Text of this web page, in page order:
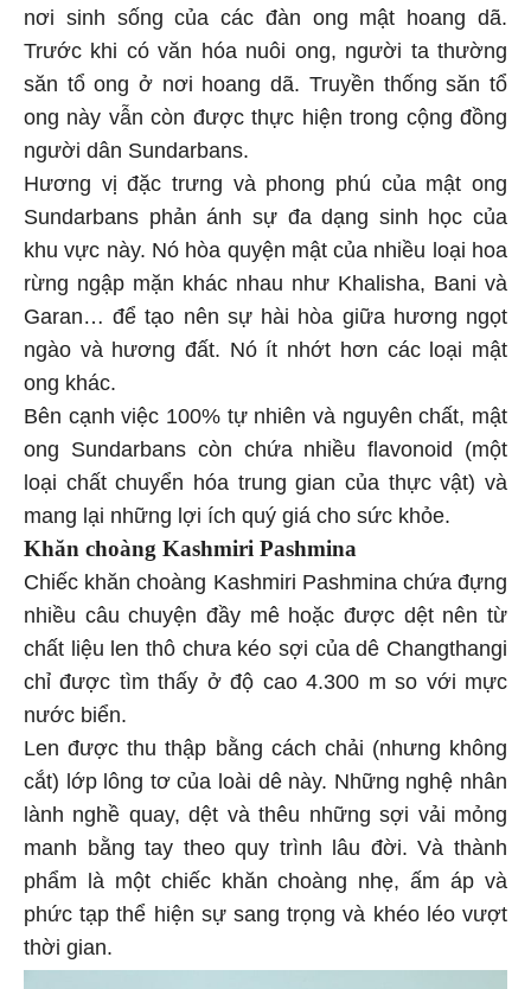
nơi sinh sống của các đàn ong mật hoang dã.
Trước khi có văn hóa nuôi ong, người ta thường
săn tổ ong ở nơi hoang dã. Truyền thống săn tổ
ong này vẫn còn được thực hiện trong cộng đồng
người dân Sundarbans.
Hương vị đặc trưng và phong phú của mật ong
Sundarbans phản ánh sự đa dạng sinh học của
khu vực này. Nó hòa quyện mật của nhiều loại hoa
rừng ngập mặn khác nhau như Khalisha, Bani và
Garan… để tạo nên sự hài hòa giữa hương ngọt
ngào và hương đất. Nó ít nhớt hơn các loại mật
ong khác.
Bên cạnh việc 100% tự nhiên và nguyên chất, mật
ong Sundarbans còn chứa nhiều flavonoid (một
loại chất chuyển hóa trung gian của thực vật) và
mang lại những lợi ích quý giá cho sức khỏe.
Khăn choàng Kashmiri Pashmina
Chiếc khăn choàng Kashmiri Pashmina chứa đựng
nhiều câu chuyện đầy mê hoặc được dệt nên từ
chất liệu len thô chưa kéo sợi của dê Changthangi
chỉ được tìm thấy ở độ cao 4.300 m so với mực
nước biển.
Len được thu thập bằng cách chải (nhưng không
cắt) lớp lông tơ của loài dê này. Những nghệ nhân
lành nghề quay, dệt và thêu những sợi vải mỏng
manh bằng tay theo quy trình lâu đời. Và thành
phẩm là một chiếc khăn choàng nhẹ, ấm áp và
phức tạp thể hiện sự sang trọng và khéo léo vượt
thời gian.